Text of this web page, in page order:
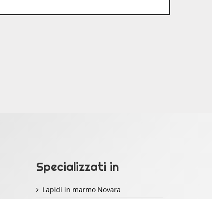
Specializzati in
Lapidi in marmo Novara